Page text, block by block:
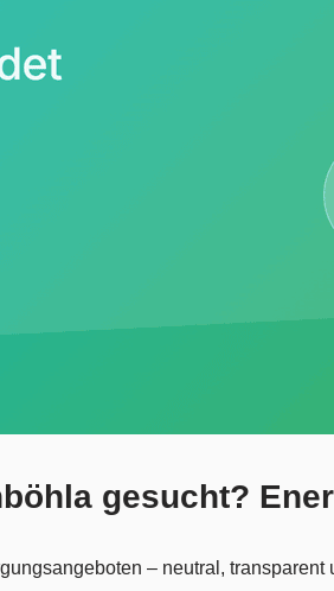
gesucht?
– neutral,